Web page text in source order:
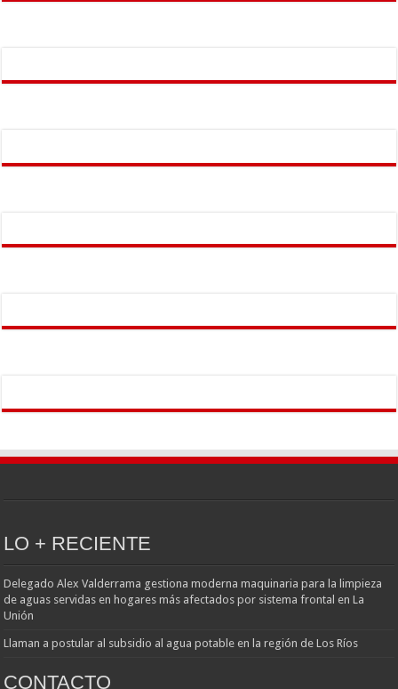
LO + RECIENTE
Delegado Alex Valderrama gestiona moderna maquinaria para la limpieza
de aguas servidas en hogares más afectados por sistema frontal en La
Unión
Llaman a postular al subsidio al agua potable en la región de Los Ríos
CONTACTO